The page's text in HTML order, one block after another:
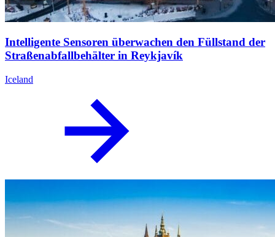
Intelligente Sensoren überwachen den Füllstand der
Straßenabfallbehälter in Reykjavík
Iceland